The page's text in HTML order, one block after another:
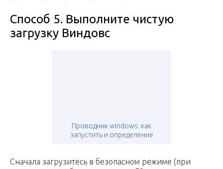
Способ 5. Выполните чистую
загрузку Виндовс
Проводник windows: как
запустить и определение
Сначала загрузитесь в безопасном режиме (при